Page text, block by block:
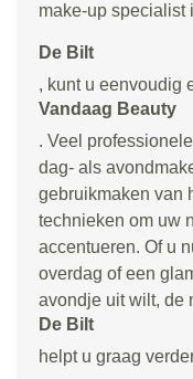
make-up specialist
De Bilt
, kunt u eenvoudig
Vandaag Beauty
. Veel
dag- als
gebruikmaken van
technieken om uw
accentueren. Of u
overdag of een
avondje uit wilt, de
De Bilt
helpt u graag